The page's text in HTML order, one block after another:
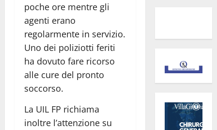
poche ore mentre gli
agenti erano
regolarmente in servizio.
Uno dei poliziotti feriti
ha dovuto fare ricorso
alle cure del pronto
soccorso.
La UIL FP richiama
inoltre l’attenzione su